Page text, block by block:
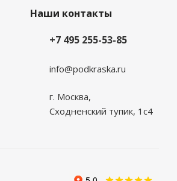
Наши контакты
+7 495 255-53-85
info@podkraska.ru
г. Москва,
Сходненский тупик, 1с4